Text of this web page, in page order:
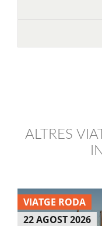
ALTRES
VIATGE RODA
22 AGOST 2026